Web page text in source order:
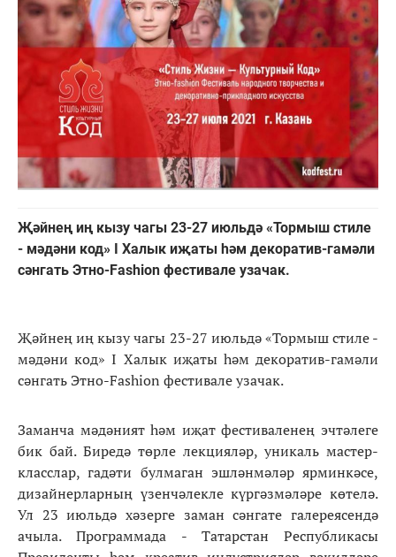
Җәйнең иң кызу чагы 23-27 июльдә «Тормыш стиле
- мәдәни код» I Халык иҗаты һәм декоратив-гамәли
сәнгать Этно-Fashion фестивале узачак.
Җәйнең иң кызу чагы 23-27 июльдә «Тормыш стиле -
мәдәни код» I Халык иҗаты һәм декоратив-гамәли
сәнгать Этно-Fashion фестивале узачак.
Заманча мәдәният һәм иҗат фестиваленең эчтәлеге
бик бай. Биредә төрле лекцияләр, уникаль мастер-
класслар, гадәти булмаган эшләнмәләр ярминкәсе,
дизайнерларның үзенчәлекле күргәзмәләре көтелә.
Ул 23 июльдә хәзерге заман сәнгате галереясендә
ачыла. Программада - Татарстан Республикасы